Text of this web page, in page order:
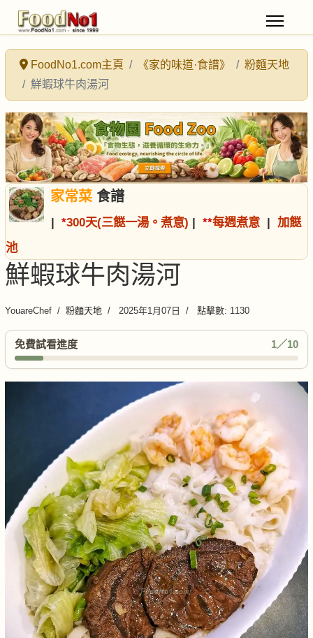
FoodNo1.com主頁 《家的味道·食譜》
粉麵天地
鮮蝦球牛肉湯河
家常菜食譜
| *300天(三餸一湯。煮意) | **每週煮意 | 加餸
池
鮮蝦球牛肉湯河
YouareChef 粉麵天地 2025年1月07日 點擊數: 1130
免費試看進度 1／10